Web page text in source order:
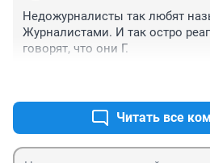
Недожурналисты так любят
Журналистами. И так остро
говорят, что они Г.
Читать все